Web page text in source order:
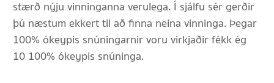
stærð nýju vinninganna verulega. Í sjálfu sér gerðir
þú næstum ekkert til að finna neina vinninga. Þegar
100% ókeypis snúningarnir voru virkjaðir fékk ég
10 100% ókeypis snúninga.